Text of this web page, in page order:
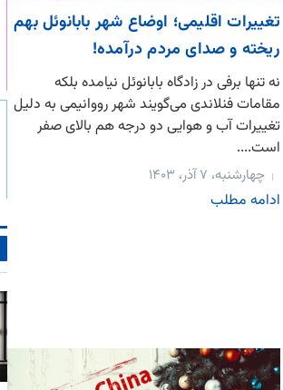
تغییرات اقلیمی؛ اوضاع شهر بابانوئل بهم
ریخته و صدای مردم درآمده!
نه تنها برفی در زادگاه بابانوئل نیامده بلکه
مقامات فنلاندی می‌گویند شهر رووانیمی به دلیل
تغییرات آب و هوایی دو درجه هم بالای صفر
است....
چهارشنبه، ۷ آذر، ۱۴۰۳
ادامه مطلب